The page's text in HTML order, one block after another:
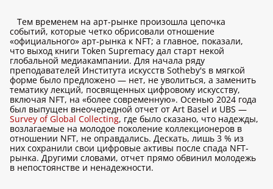
Тем временем на арт-рынке произошла цепочка
событий, которые четко обрисовали отношение
«официального» арт-рынка к NFT; а главное, показали,
что выход книги Token Supremacy дал старт некой
глобальной медиакампании. Для начала ряду
преподавателей Института искусств Sotheby's в мягкой
форме было предложено — нет, не уволиться, а заменить
тематику лекций, посвященных цифровому искусству,
включая NFT, на «более современную». Осенью 2024 года
был выпущен внеочередной отчет от Art Basel и UBS —
Survey of Global Collecting, где было сказано, что надежды,
возлагаемые на молодое поколение коллекционеров в
отношении NFT, не оправдались. Дескать, лишь 3 % из
них сохранили свои цифровые активы после спада NFT-
рынка. Другими словами, отчет прямо обвинил молодежь
в непостоянстве и ненадежности.